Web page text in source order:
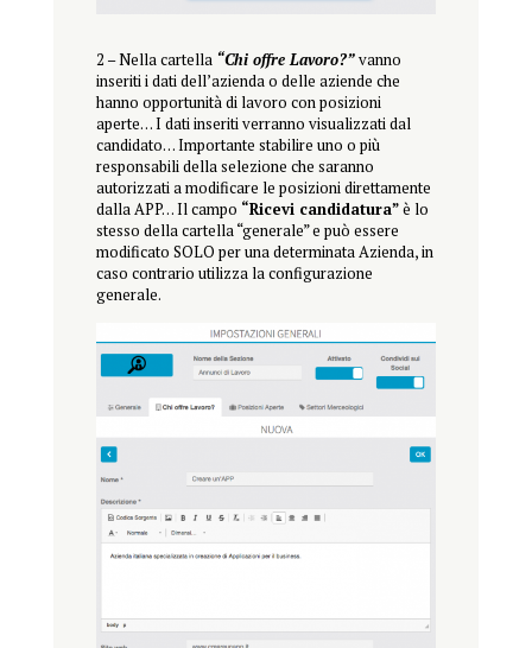
2 – Nella cartella“Chi offre Lavoro?”vanno
inseriti i dati dell’azienda o delle aziende che
hanno opportunità di lavoro con posizioni
aperte… I dati inseriti verranno visualizzati dal
candidato… Importante stabilire uno o più
responsabili della selezione che saranno
autorizzati a modificare le posizioni direttamente
dalla APP… Il campo “Ricevi candidatura”è lo
stesso della cartella “generale” e può essere
modificato SOLO per una determinata Azienda, in
caso contrario utilizza la configurazione
generale.